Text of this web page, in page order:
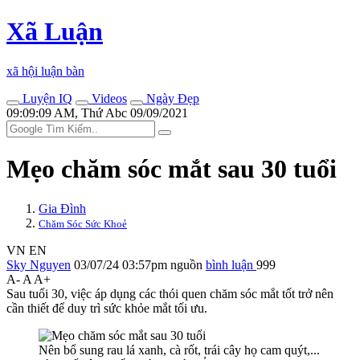
Xã Luận
xã hội luận bàn
Luyện IQ
Videos
Ngày Đẹp
09:09:09 AM, Thứ Abc 09/09/2021
Mẹo chăm sóc mắt sau 30 tuổi
Gia Đình
Chăm Sóc Sức Khoẻ
VN EN
Sky Nguyen 03/07/24 03:57pm nguồn bình luận 999
A- A A+
Sau tuổi 30, việc áp dụng các thói quen chăm sóc mắt tốt trở nên
cần thiết để duy trì sức khỏe mắt tối ưu.
Nên bổ sung rau lá xanh, cà rốt, trái cây họ cam quýt,...